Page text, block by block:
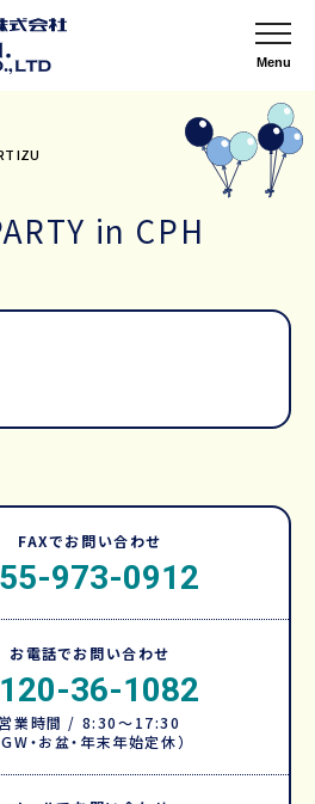
Menu
IZU
in CPH
FAXでお問い合わせ
973-0912
お電話でお問い合わせ
36-1082
営業時間 / 8:30～17:30
GW・お盆・年末年始定休）